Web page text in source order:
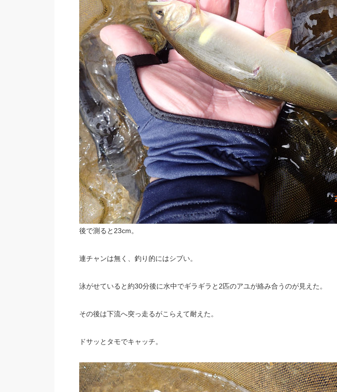
後で測ると23cm。
連チャンは無く、釣り的にはシブい。
泳がせていると約30分後に水中でギラギラと2匹のアユが絡み合うのが見えた。
その後は下流へ突っ走るがこらえて耐えた。
ドサッとタモでキャッチ。